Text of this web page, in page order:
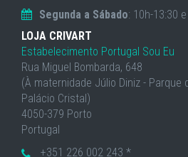
Segunda a Sábado: 10h-13:30
LOJA CRIVART
Estabelecimento Portugal Sou Eu
Rua Miguel Bombarda, 648
(À maternidade Júlio Diniz - Parque
Palácio Cristal)
4050-379 Porto
Portugal
+351 226 002 243 *